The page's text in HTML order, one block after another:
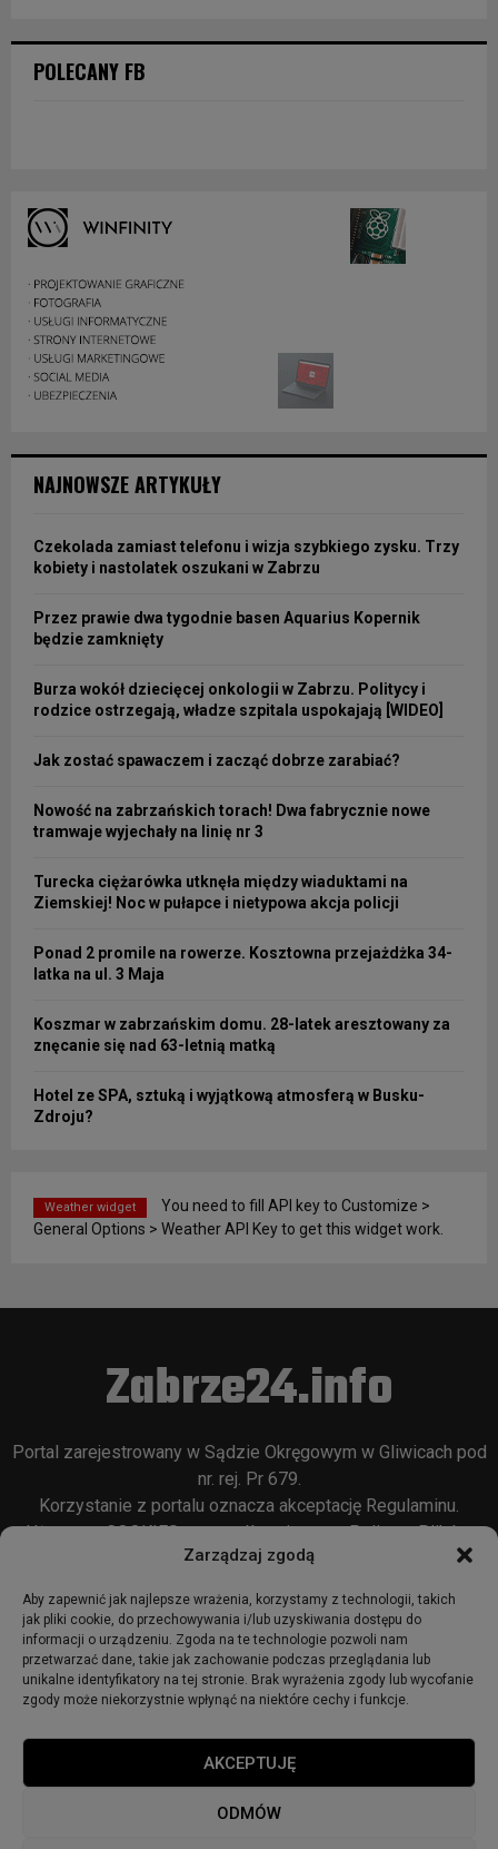
Zarządzaj zgodą
Aby zapewnić jak najlepsze wrażenia, korzystamy z technologii, takich
jak pliki cookie, do przechowywania i/lub uzyskiwania dostępu do
informacji o urządzeniu. Zgoda na te technologie pozwoli nam
przetwarzać dane, takie jak zachowanie podczas przeglądania lub
unikalne identyfikatory na tej stronie. Brak wyrażenia zgody lub wycofanie
zgody może niekorzystnie wpłynąć na niektóre cechy i funkcje.
AKCEPTUJĘ
ODMÓW
POLECANY FB
NAJNOWSZE ARTYKUŁY
Czekolada zamiast telefonu i wizja szybkiego zysku. Trzy
kobiety i nastolatek oszukani w Zabrzu
Przez prawie dwa tygodnie basen Aquarius Kopernik
będzie zamknięty
Burza wokół dziecięcej onkologii w Zabrzu. Politycy i
rodzice ostrzegają, władze szpitala uspokajają [WIDEO]
Jak zostać spawaczem i zacząć dobrze zarabiać?
Nowość na zabrzańskich torach! Dwa fabrycznie nowe
tramwaje wyjechały na linię nr 3
Turecka ciężarówka utknęła między wiaduktami na
Ziemskiej! Noc w pułapce i nietypowa akcja policji
Ponad 2 promile na rowerze. Kosztowna przejażdżka 34-
latka na ul. 3 Maja
Koszmar w zabrzańskim domu. 28-latek aresztowany za
znęcanie się nad 63-letnią matką
Hotel ze SPA, sztuką i wyjątkową atmosferą w Busku-
Zdroju?
Weather widget
You need to fill API key to Customize >
General Options > Weather API Key to get this widget work.
Zabrze24.info
Portal zarejestrowany w Sądzie Okręgowym w Gliwicach pod
nr. rej. Pr 679.
Korzystanie z portalu oznacza akceptację Regulaminu.
Używamy COOKIES w sposób opisany wPolityce Plików
Cookie
© 2018 - zabrze24.info.
Polityka Prywatności
Polityka cookies